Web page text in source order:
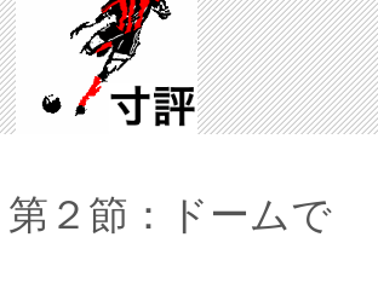
２節：ドームで